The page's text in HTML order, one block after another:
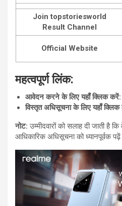
Jointopstoriesworld
Result Channel
Official Website
महत्वपूर्ण लिंक:
आवेदन करने के लिए यहाँ क्लिक करें:
विस्तृत अधिसूचना के लिए यहाँ
नोट: उम्मीदवारों को सलाह दी जाती
आधिकारिक अधिसूचना को